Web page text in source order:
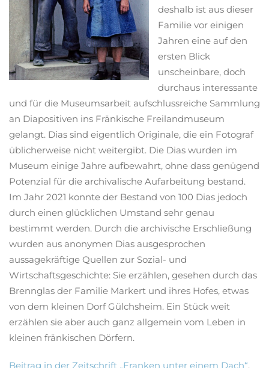
deshalb ist aus dieser
Familie vor einigen
Jahren eine auf den
ersten Blick
unscheinbare, doch
durchaus interessante
und für die Museumsarbeit aufschlussreiche Sammlung
an Diapositiven ins Fränkische Freilandmuseum
gelangt. Dias sind eigentlich Originale, die ein Fotograf
üblicherweise nicht weitergibt. Die Dias wurden im
Museum einige Jahre aufbewahrt, ohne dass genügend
Potenzial für die archivalische Aufarbeitung bestand.
Im Jahr 2021 konnte der Bestand von 100 Dias jedoch
durch einen glücklichen Umstand sehr genau
bestimmt werden. Durch die archivische Erschließung
wurden aus anonymen Dias ausgesprochen
aussagekräftige Quellen zur Sozial- und
Wirtschaftsgeschichte: Sie erzählen, gesehen durch das
Brennglas der Familie Markert und ihres Hofes, etwas
von dem kleinen Dorf Gülchsheim. Ein Stück weit
erzählen sie aber auch ganz allgemein vom Leben in
kleinen fränkischen Dörfern.
Beitrag in der Zeitschrift „Franken unter einem Dach“,